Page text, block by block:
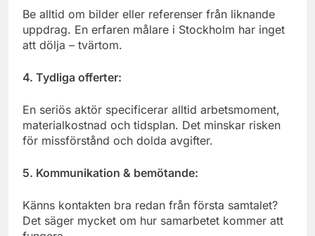
Be alltid om bilder eller referenser från liknande
uppdrag. En erfaren målare i Stockholm har inget
att dölja – tvärtom.
4. Tydliga offerter:
En seriös aktör specificerar alltid arbetsmoment,
materialkostnad och tidsplan. Det minskar risken
för missförstånd och dolda avgifter.
5. Kommunikation & bemötande:
Känns kontakten bra redan från första samtalet?
Det säger mycket om hur samarbetet kommer att